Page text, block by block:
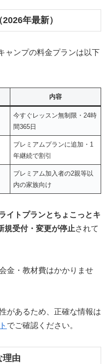
年最新）
ャンプの料金プランは以下
内容
今すぐレッスン無制限・24時
間365日
プレミアムプランに追加・1
年継続で割引
プレミアム加入者の2親等以
内の家族向け
イトプランとちょこっとキ
規受付・変更が停止されて
金・教材費はかかりませ
があるため、正確な情報は
でご確認ください。
理由